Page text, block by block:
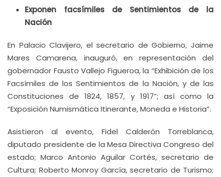
Exponen facsímiles de Sentimientos de la
Nación
En Palacio Clavijero, el secretario de Gobierno, Jaime
Mares Camarena, inauguró, en representación del
gobernador Fausto Vallejo Figueroa, la “Exhibición de los
Facsímiles de los Sentimientos de la Nación, y de las
Constituciones de 1824, 1857, y 1917”; así como la
“Exposición Numismática Itinerante, Moneda e Historia”.
Asistieron al evento, Fidel Calderón Torreblanca,
diputado presidente de la Mesa Directiva Congreso del
estado; Marco Antonio Aguilar Cortés, secretario de
Cultura; Roberto Monroy García, secretario de Turismo;